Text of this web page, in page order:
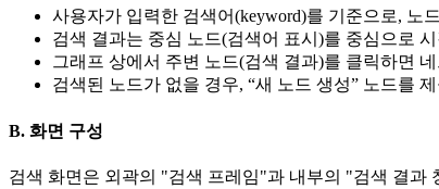
사용자가 입력한 검색어(keyword)를 기준으로, 노
검색 결과는 중심 노드(검색어 표시)를 중심으로
그래프 상에서 주변 노드(검색 결과)를 클릭하면
검색된 노드가 없을 경우, “새 노드 생성” 노드를
B. 화면 구성
검색 화면은 외곽의 "검색 프레임"과 내부의 "검색 결과